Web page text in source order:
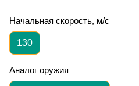
Начальная скорость, м/с
130
Аналог оружия